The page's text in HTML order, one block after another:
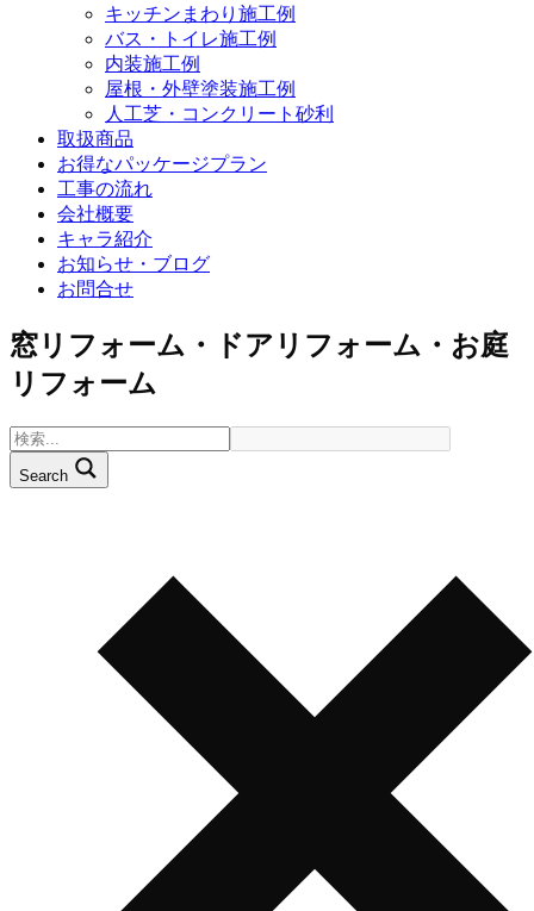
キッチンまわり施工例
バス・トイレ施工例
内装施工例
屋根・外壁塗装施工例
人工芝・コンクリート砂利
取扱商品
お得なパッケージプラン
工事の流れ
会社概要
キャラ紹介
お知らせ・ブログ
お問合せ
窓リフォーム・ドアリフォーム・お庭
リフォーム
Search